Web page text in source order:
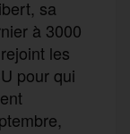
sa
à 3000
les
pour qui